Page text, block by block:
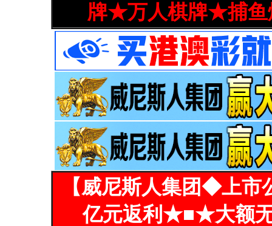
牌★万人棋牌★捕鱼
【威尼斯人集团◆上
亿元返利★■★大额